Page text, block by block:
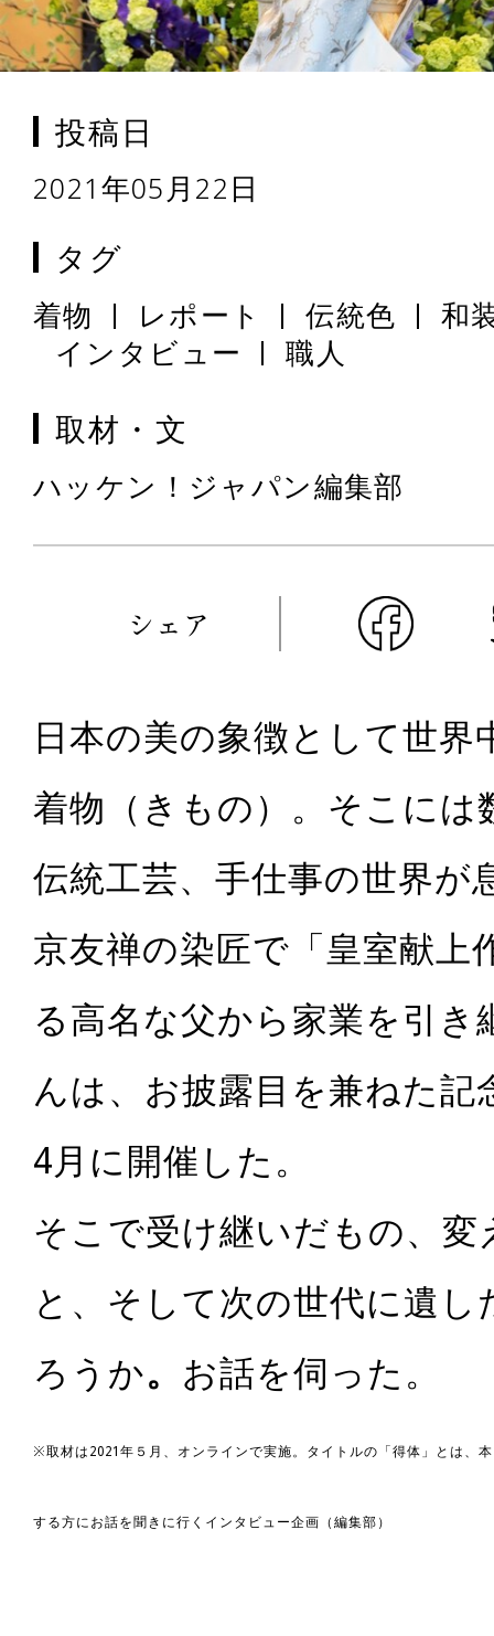
投稿日
2021年05月22日
タグ
着物 レポート 伝統色
和
インタビュー
職人
取材・文
ハッケン！ジャパン編集部
シェア
日本の美の象徴として世
着物（きもの）。そこには
伝統工芸、手仕事の世界が
京友禅の染匠で「皇室献上
る高名な父から家業を引き
んは、 お披露目を兼ねた記
4月に開催した。
そこで受け継いだもの、
と、そして次の世代に遺
ろうか。 お話を伺った。
※取材は2021年５月、オンラインで実施。タイトルの「得体」とは、
する方にお話を聞きに行くインタビュー企画（編集部）